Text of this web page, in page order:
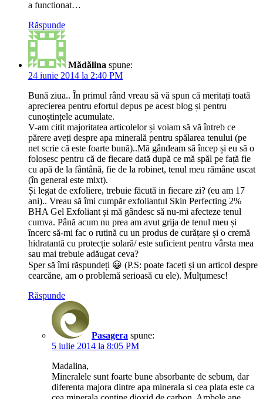
a functionat…
Răspunde
Mădălina spune:
24 iunie 2014 la 2:40 PM
Bună ziua.. În primul rând vreau să vă spun că meritați toată
aprecierea pentru efortul depus pe acest blog și pentru
cunoștințele acumulate.
V-am citit majoritatea articolelor și voiam să vă întreb ce
părere aveți despre apa minerală pentru spălarea tenului (pe
net scrie că este foarte bună)..Mă gândeam să încep și eu să o
folosesc pentru că de fiecare dată după ce mă spăl pe față fie
cu apă de la fântână, fie de la robinet, tenul meu rămâne uscat
(în general este mixt).
Și legat de exfoliere, trebuie făcută in fiecare zi? (eu am 17
ani).. Vreau să îmi cumpăr exfoliantul Skin Perfecting 2%
BHA Gel Exfoliant și mă gândesc să nu-mi afecteze tenul
cumva. Până acum nu prea am avut grija de tenul meu și
încerc să-mi fac o rutină cu un produs de curățare și o cremă
hidratantă cu protecție solară/ este suficient pentru vârsta mea
sau mai trebuie adăugat ceva?
Sper să îmi răspundeți 😀 (P.S: poate faceți și un articol despre
cearcăne, am o problemă serioasă cu ele). Mulțumesc!
Răspunde
Pasagera spune:
5 iulie 2014 la 8:05 PM
Madalina,
Mineralele sunt foarte bune absorbante de sebum, dar
diferenta majora dintre apa minerala si cea plata este ca